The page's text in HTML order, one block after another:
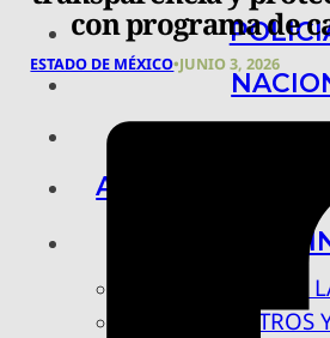
ARTE, CIENCIA
BAJO
RASTROS
con programa de
ESTADO DE MÉXICO•JUNIO 3, 2026